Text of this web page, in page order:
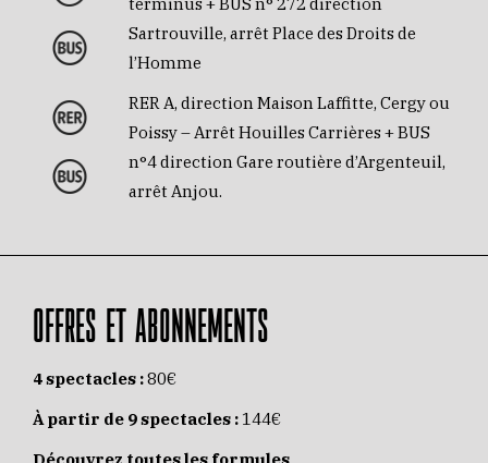
Sartrouville, arrêt Place des Droits de
l’Homme
RER A, direction Maison Laffitte, Cergy ou
Poissy – Arrêt Houilles Carrières + BUS
n°4 direction Gare routière d’Argenteuil,
arrêt Anjou.
OFFRES ET ABONNEMENTS
4 spectacles :80€
À partir de 9 spectacles : 144€